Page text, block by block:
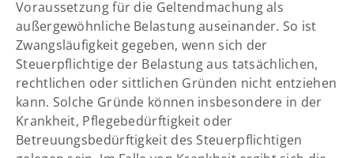
Voraussetzung für die Geltendmachung als
außergewöhnliche Belastung auseinander. So ist
Zwangsläufigkeit gegeben, wenn sich der
Steuerpflichtige der Belastung aus tatsächlichen,
rechtlichen oder sittlichen Gründen nicht entziehen
kann. Solche Gründe können insbesondere in der
Krankheit, Pflegebedürftigkeit oder
Betreuungsbedürftigkeit des Steuerpflichtigen